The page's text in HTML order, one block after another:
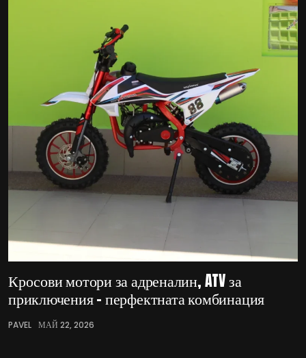
Кросови мотори за адреналин, ATV за
приключения – перфектната комбинация
PAVEL МАЙ 22, 2026